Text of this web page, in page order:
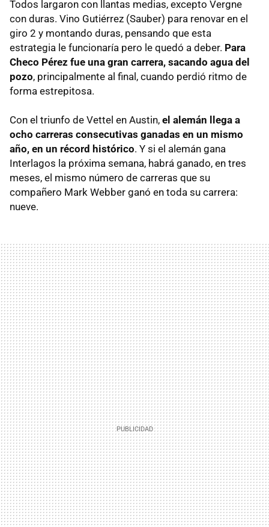
Todos largaron con llantas medias, excepto Vergne
con duras. Vino Gutiérrez (Sauber) para renovar en el
giro 2 y montando duras, pensando que esta
estrategia le funcionaría pero le quedó a deber. Para
Checo Pérez fue una gran carrera, sacando agua del
pozo, principalmente al final, cuando perdió ritmo de
forma estrepitosa.
Con el triunfo de Vettel en Austin, el alemán llega a
ocho carreras consecutivas ganadas en un mismo
año, en un récord histórico. Y si el alemán gana
Interlagos la próxima semana, habrá ganado, en tres
meses, el mismo número de carreras que su
compañero Mark Webber ganó en toda su carrera:
nueve.